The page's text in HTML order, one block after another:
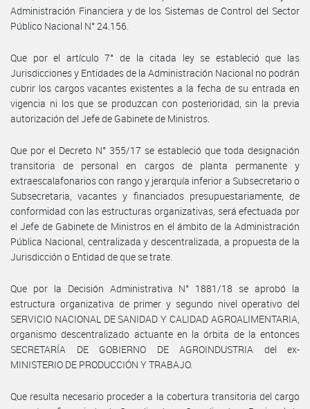
Administración Financiera y de los Sistemas de Control del Sector
Público Nacional N° 24.156.
Que por el artículo 7° de la citada ley se estableció que las
Jurisdicciones y Entidades de la Administración Nacional no podrán
cubrir los cargos vacantes existentes a la fecha de su entrada en
vigencia ni los que se produzcan con posterioridad, sin la previa
autorización del Jefe de Gabinete de Ministros.
Que por el Decreto N° 355/17 se estableció que toda designación
transitoria de personal en cargos de planta permanente y
extraescalafonarios con rango y jerarquía inferior a Subsecretario o
Subsecretaria, vacantes y financiados presupuestariamente, de
conformidad con las estructuras organizativas, será efectuada por
el Jefe de Gabinete de Ministros en el ámbito de la Administración
Pública Nacional, centralizada y descentralizada, a propuesta de la
Jurisdicción o Entidad de que se trate.
Que por la Decisión Administrativa N° 1881/18 se aprobó la
estructura organizativa de primer y segundo nivel operativo del
SERVICIO NACIONAL DE SANIDAD Y CALIDAD AGROALIMENTARIA,
organismo descentralizado actuante en la órbita de la entonces
SECRETARÍA DE GOBIERNO DE AGROINDUSTRIA del ex-
MINISTERIO DE PRODUCCIÓN Y TRABAJO.
Que resulta necesario proceder a la cobertura transitoria del cargo